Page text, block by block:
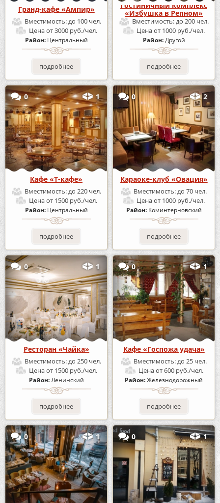
Гранд-кафе «Ампир»
Вместимость:до 100 чел.
Ценаот 3000 руб./чел.
Район: Центральный
подробнее
Гостиничный комплекс
«Избушка в Репном»
Вместимость:до 200 чел.
Ценаот 1000 руб./чел.
Район:Другой
подробнее
0 1
Кафе «Т-кафе»
Вместимость:до 220 чел.
Ценаот 1500 руб./чел.
Район: Центральный
подробнее
0 2
Караоке-клуб «Овация»
Вместимость:до 70 чел.
Ценаот 1000 руб./чел.
Район: Коминтерновский
подробнее
0 1
Ресторан «Чайка»
Вместимость:до 250 чел.
Ценаот 1500 руб./чел.
Район:Ленинский
подробнее
0 1
Кафе «Госпожа удача»
Вместимость:до 25 чел.
Ценаот 600 руб./чел.
Район:Железнодорожный
подробнее
0 1 0 1